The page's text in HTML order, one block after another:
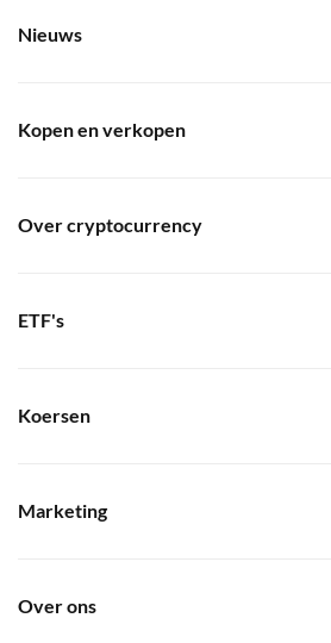
Nieuws
Kopen en verkopen
Over cryptocurrency
ETF's
Koersen
Marketing
Over ons